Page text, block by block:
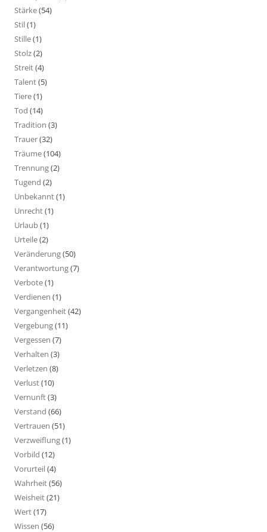
Stärke(54)
Stil(1)
Stille(1)
Stolz(2)
Streit(4)
Talent(5)
Tiere(1)
Tod (14)
Tradition (3)
Trauer(32)
Träume(104)
Trennung(2)
Tugend (2)
Unbekannt(1)
Unrecht(1)
Urlaub(1)
Urteile(2)
Veränderung(50)
Verantwortung(7)
Verbote(1)
Verdienen (1)
Vergangenheit(42)
Vergebung(11)
Vergessen (7)
Verhalten (3)
Verletzen (8)
Verlust(10)
Vernunft(3)
Verstand (66)
Vertrauen (51)
Verzweiflung(1)
Vorbild (12)
Vorurteil(4)
Wahrheit(56)
Weisheit(21)
Wert(17)
Wissen (56)